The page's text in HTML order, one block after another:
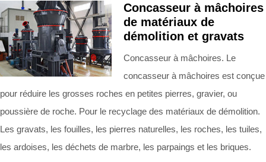
Concasseur à mâchoires
de matériaux de
démolition et gravats
Concasseur à mâchoires. Le
concasseur à mâchoires est conçue
pour réduire les grosses roches en petites pierres, gravier, ou
poussière de roche. Pour le recyclage des matériaux de démolition.
Les gravats, les fouilles, les pierres naturelles, les roches, les tuiles,
les ardoises, les déchets de marbre, les parpaings et les briques.